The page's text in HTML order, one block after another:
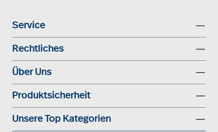
Service
Rechtliches
Über Uns
Produktsicherheit
Unsere Top Kategorien